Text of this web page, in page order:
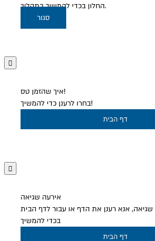
החלון בכדי להמשיך בתהליך.
סגור
איך שהזמן טס!
בחרו לרענן כדי להמשיך!
דף הבית
אירעה שגיאה
שגיאה, אנא רענן את הדף או עבור לדף הבית
בכדי להמשיך
דף הבית